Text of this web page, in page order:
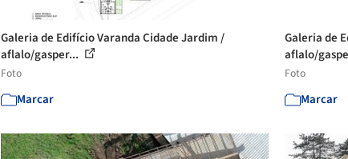
Galeria de Edifício Varanda Cidade Jardim /
aflalo/gasper...
Foto
Marcar
Galeria de
aflalo/
Foto
Marcar